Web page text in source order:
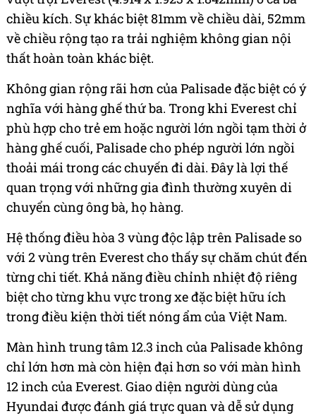
chiều kích. Sự khác biệt 81mm về chiều dài, 52mm
về chiều rộng tạo ra trải nghiệm không gian nội
thất hoàn toàn khác biệt.
Không gian rộng rãi hơn của Palisade đặc biệt có ý
nghĩa với hàng ghế thứ ba. Trong khi Everest chỉ
phù hợp cho trẻ em hoặc người lớn ngồi tạm thời ở
hàng ghế cuối, Palisade cho phép người lớn ngồi
thoải mái trong các chuyến đi dài. Đây là lợi thế
quan trọng với những gia đình thường xuyên di
chuyển cùng ông bà, họ hàng.
Hệ thống điều hòa 3 vùng độc lập trên Palisade so
với 2 vùng trên Everest cho thấy sự chăm chút đến
từng chi tiết. Khả năng điều chỉnh nhiệt độ riêng
biệt cho từng khu vực trong xe đặc biệt hữu ích
trong điều kiện thời tiết nóng ẩm của Việt Nam.
Màn hình trung tâm 12.3 inch của Palisade không
chỉ lớn hơn mà còn hiện đại hơn so với màn hình
12 inch của Everest. Giao diện người dùng của
Hyundai được đánh giá trực quan và dễ sử dụng